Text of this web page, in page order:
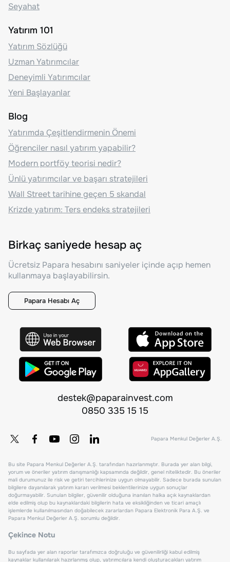
Seyahat
Yatırım 101
Yatırım Sözlüğü
Uzman Yatırımcılar
Deneyimli Yatırımcılar
Yeni Başlayanlar
Blog
Yatırımda Çeşitlendirmenin Önemi
Öğrenciler nasıl yatırım yapabilir?
Modern portföy teorisi nedir?
Ünlü yatırımcılar ve başarı stratejileri
Wall Street tarihine geçen 5 skandal
Krizde yatırım: Ters endeks stratejileri
Birkaç saniyede hesap aç
Ücretsiz Papara hesabını saniyeler içinde açıp hemen
kullanmaya başlayabilirsin.
Papara Hesabı Aç
destek@paparainvest.com
0850 335 15 15
Papara Menkul Değerler A.Ş.
Bu site Papara Menkul Değerler A.Ş. tarafından hazırlanmıştır. Burada yer alan bilgi,
yorum ve öneriler yatırım danışmanlığı kapsamında değildir, genel niteliktedir. Bu öneriler
mali durumunuz ile risk ve getiri tercihlerinize uygun olmayabilir. Sadece burada sunulan
bilgilere dayanılarak yatırım kararı verilmesi beklentilerinize uygun sonuçlar
doğurmayabilir. Sunulan bilgiler, güvenilir olduğuna inanılan halka açık kaynaklardan
elde edilmiş olup bu kaynaklardaki bilgilerin hata ve eksikliğinden ve ticari amaçlı
işlemlerde kullanılmasından doğabilecek zararlardan Papara Elektronik Para A.Ş. ve
Papara Menkul Değerler A.Ş. sorumlu değildir.
Çekince Notu
Bu sayfada yer alan raporlar tarafımızca doğruluğu ve güvenilirliği kabul edilmiş
kaynaklar kullanılarak hazırlanmış olup, yatırımcılara kendi oluşturacakları yatırım